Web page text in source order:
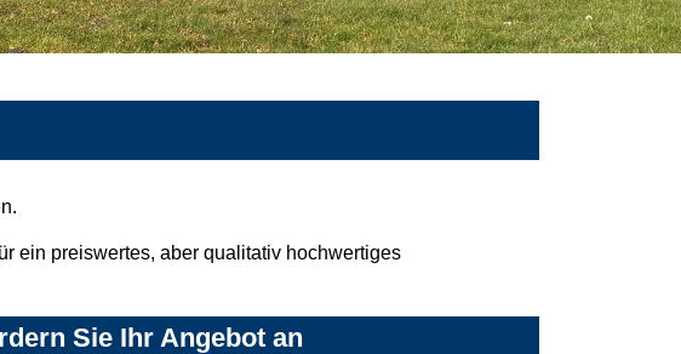
ein preiswertes, aber qualitativ hochwertiges
Sie Ihr Angebot an